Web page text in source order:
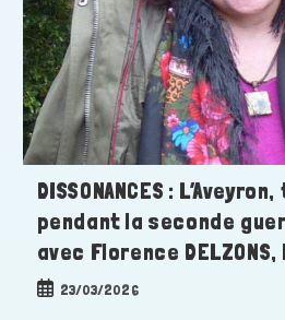
DISSONANCES :
pendant la seconde
avec Florence
Publication
23/03/2026